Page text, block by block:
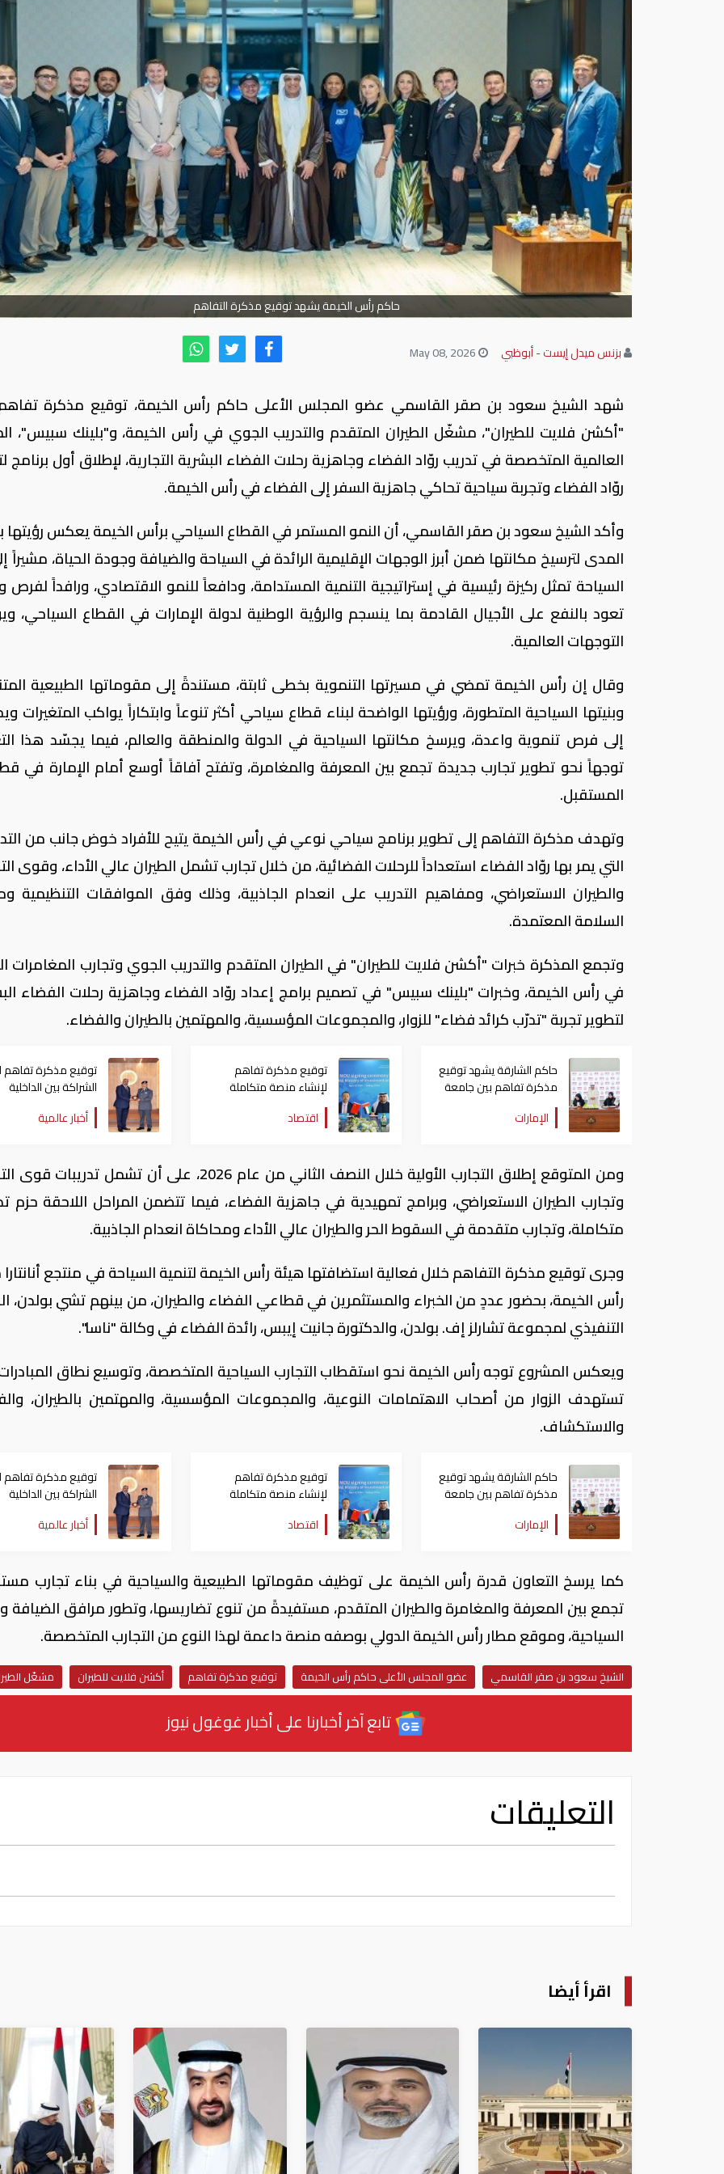
حاكم رأس الخيمة يشهد توقيع مذكرة التفاهم
بزنس ميدل إيست - أبوظبي
شهد الشيخ سعود بن صقر القاسمي عضو المجلس الأعلى حاكم رأس الخيمة، توقيع مذكرة
"أكشن فلايت للطيران"، مشغّل الطيران المتقدم والتدريب الجوي في رأس الخيمة، و"بلينك سبيس"،
العالمية المتخصصة في تدريب روّاد الفضاء وجاهزية رحلات الفضاء البشرية التجارية، لإطلاق أول برنامج
روّاد الفضاء وتجربة سياحية تحاكي جاهزية السفر إلى الفضاء في رأس الخيمة.
وأكد الشيخ سعود بن صقر القاسمي، أن النمو المستمر في القطاع السياحي برأس الخيمة يعكس رؤيتها
المدى لترسيخ مكانتها ضمن أبرز الوجهات الإقليمية الرائدة في السياحة والضيافة وجودة الحياة، مشيراً
السياحة تمثل ركيزة رئيسية في إستراتيجية التنمية المستدامة، ودافعاً للنمو الاقتصادي، ورافداً لفرص
تعود بالنفع على الأجيال القادمة بما ينسجم والرؤية الوطنية لدولة الإمارات في القطاع السياحي،
التوجهات العالمية.
وقال إن رأس الخيمة تمضي في مسيرتها التنموية بخطى ثابتة، مستندةً إلى مقوماتها الطبيعية
وبنيتها السياحية المتطورة، ورؤيتها الواضحة لبناء قطاع سياحي أكثر تنوعاً وابتكاراً يواكب المتغيرات
إلى فرص تنموية واعدة، ويرسخ مكانتها السياحية في الدولة والمنطقة والعالم، فيما يجسّد هذا
توجهاً نحو تطوير تجارب جديدة تجمع بين المعرفة والمغامرة، وتفتح آفاقاً أوسع أمام الإمارة في
المستقبل.
وتهدف مذكرة التفاهم إلى تطوير برنامج سياحي نوعي في رأس الخيمة يتيح للأفراد خوض جانب من
التي يمر بها روّاد الفضاء استعداداً للرحلات الفضائية، من خلال تجارب تشمل الطيران عالي الأداء، وقوى
والطيران الاستعراضي، ومفاهيم التدريب على انعدام الجاذبية، وذلك وفق الموافقات التنظيمية
السلامة المعتمدة.
وتجمع المذكرة خبرات "أكشن فلايت للطيران" في الطيران المتقدم والتدريب الجوي وتجارب المغامرات
في رأس الخيمة، وخبرات "بلينك سبيس" في تصميم برامج إعداد روّاد الفضاء وجاهزية رحلات الفضاء
لتطوير تجربة "تدرّب كرائد فضاء" للزوار، والمجموعات المؤسسية، والمهتمين بالطيران والفضاء.
حاكم الشارقة يشهد توقيع
مذكرة تفاهم بين جامعة
كلباء ومؤسسة نماء
الإمارات
توقيع مذكرة تفاهم
لإنشاء منصة متكاملة
للطاقة النظيفة والتصنيع
في الإمارات
اقتصاد
توقيع مذكرة تفاهم
الشراكة بين الداخلية
المصرية وشرطة أبوظبي
أخبار عالمية
ومن المتوقع إطلاق التجارب الأولية خلال النصف الثاني من عام 2026، على أن تشمل
وتجارب الطيران الاستعراضي، وبرامج تمهيدية في جاهزية الفضاء، فيما تتضمن المراحل اللاحقة حزم
متكاملة، وتجارب متقدمة في السقوط الحر والطيران عالي الأداء ومحاكاة انعدام الجاذبية.
وجرى توقيع مذكرة التفاهم خلال فعالية استضافتها هيئة رأس الخيمة لتنمية السياحة في منتجع أنانتارا
رأس الخيمة، بحضور عددٍ من الخبراء والمستثمرين في قطاعي الفضاء والطيران، من بينهم تشي بولدن،
التنفيذي لمجموعة تشارلز إف. بولدن، والدكتورة جانيت إيبس، رائدة الفضاء في وكالة "ناسا".
ويعكس المشروع توجه رأس الخيمة نحو استقطاب التجارب السياحية المتخصصة، وتوسيع نطاق
تستهدف الزوار من أصحاب الاهتمامات النوعية، والمجموعات المؤسسية، والمهتمين بالطيران،
والاستكشاف.
حاكم الشارقة يشهد توقيع
مذكرة تفاهم بين جامعة
كلباء ومؤسسة نماء
الإمارات
توقيع مذكرة تفاهم
لإنشاء منصة متكاملة
للطاقة النظيفة والتصنيع
في الإمارات
اقتصاد
توقيع مذكرة تفاهم
الشراكة بين الداخلية
المصرية وشرطة أبوظبي
أخبار عالمية
كما يرسخ التعاون قدرة رأس الخيمة على توظيف مقوماتها الطبيعية والسياحية في بناء تجارب
تجمع بين المعرفة والمغامرة والطيران المتقدم، مستفيدةً من تنوع تضاريسها، وتطور مرافق الضيافة
السياحية، وموقع مطار رأس الخيمة الدولي بوصفه منصة داعمة لهذا النوع من التجارب المتخصصة.
الشيخ سعود بن صقر القاسمي عضو المجلس الأعلى حاكم رأس الخيمة توقيع مذكرة تفاهم أكشن فلايت للطيران مشغّل
تابع آخر أخبارنا على أخبار غوغول نيوز
التعليقات
اقرأ أيضا